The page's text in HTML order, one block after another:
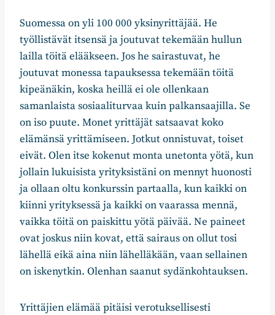
Suomessa on yli 100 000 yksinyrittäjää. He
työllistävät itsensä ja joutuvat tekemään hullun
lailla töitä elääkseen. Jos he sairastuvat, he
joutuvat monessa tapauksessa tekemään töitä
kipeänäkin, koska heillä ei ole ollenkaan
samanlaista sosiaaliturvaa kuin palkansaajilla. Se
on iso puute. Monet yrittäjät satsaavat koko
elämänsä yrittämiseen. Jotkut onnistuvat, toiset
eivät. Olen itse kokenut monta unetonta yötä, kun
jollain lukuisista yrityksistäni on mennyt huonosti
ja ollaan oltu konkurssin partaalla, kun kaikki on
kiinni yrityksessä ja kaikki on vaarassa mennä,
vaikka töitä on paiskittu yötä päivää. Ne paineet
ovat joskus niin kovat, että sairaus on ollut tosi
lähellä eikä aina niin lähelläkään, vaan sellainen
on iskenytkin. Olenhan saanut sydänkohtauksen.
Yrittäjien elämää pitäisi verotuksellisesti